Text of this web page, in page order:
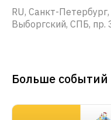
RU, Санкт-
Выборгский, СПБ, пр.
Больше